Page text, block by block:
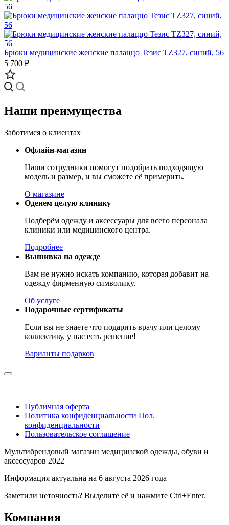
Брюки медицинские женские палаццо Тезис TZ327, синий, 56
5 700 ₽
Наши преимущества
Заботимся о клиентах
Офлайн-магазин
Наши сотрудники помогут подобрать подходящую
модель и размер, и вы сможете её примерить.
О магазине
Оденем целую клинику
Подберём одежду и аксессуары для всего персонала
клиники или медицинского центра.
Подробнее
Вышивка на одежде
Вам не нужно искать компанию, которая добавит на
одежду фирменную символику.
Об услуге
Подарочные сертификаты
Если вы не знаете что подарить врачу или целому
коллективу, у нас есть решение!
Варианты подарков
Публичная оферта
Политика конфиденциальности Пол.
конфиденциальности
Пользовательское соглашение
Мультибрендовый магазин медицинской одежды, обуви и
аксессуаров 2022
Информация актуальна на 6 августа 2026 года
Заметили неточность? Выделите её и нажмите Ctrl+Enter.
Компания